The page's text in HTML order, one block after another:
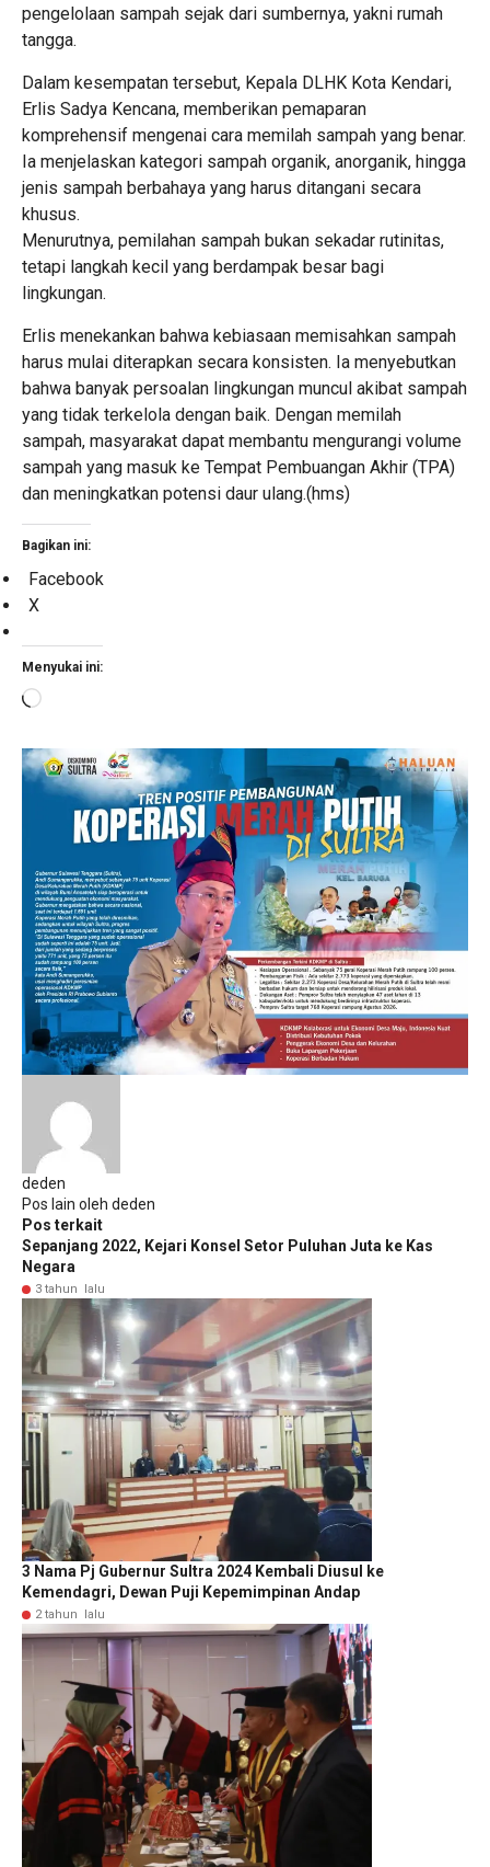
pengelolaan sampah sejak dari sumbernya, yakni rumah
tangga.
Dalam kesempatan tersebut, Kepala DLHK Kota Kendari,
Erlis Sadya Kencana, memberikan pemaparan
komprehensif mengenai cara memilah sampah yang benar.
Ia menjelaskan kategori sampah organik, anorganik, hingga
jenis sampah berbahaya yang harus ditangani secara
khusus.
Menurutnya, pemilahan sampah bukan sekadar rutinitas,
tetapi langkah kecil yang berdampak besar bagi
lingkungan.
Erlis menekankan bahwa kebiasaan memisahkan sampah
harus mulai diterapkan secara konsisten. Ia menyebutkan
bahwa banyak persoalan lingkungan muncul akibat sampah
yang tidak terkelola dengan baik. Dengan memilah
sampah, masyarakat dapat membantu mengurangi volume
sampah yang masuk ke Tempat Pembuangan Akhir (TPA)
dan meningkatkan potensi daur ulang.(hms)
Bagikan ini:
Facebook
X
Menyukai ini:
Memuat...
deden
Pos lain oleh deden
Pos terkait
Sepanjang 2022, Kejari Konsel Setor Puluhan Juta ke Kas
Negara
3 tahun lalu
3 Nama Pj Gubernur Sultra 2024 Kembali Diusul ke
Kemendagri, Dewan Puji Kepemimpinan Andap
2 tahun lalu